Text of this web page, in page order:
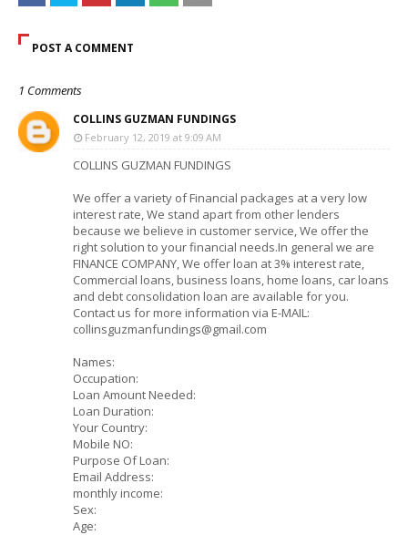
POST A COMMENT
1 Comments
COLLINS GUZMAN FUNDINGS
February 12, 2019 at 9:09 AM
COLLINS GUZMAN FUNDINGS
We offer a variety of Financial packages at a very low
interest rate, We stand apart from other lenders
because we believe in customer service, We offer the
right solution to your financial needs.In general we are
FINANCE COMPANY, We offer loan at 3% interest rate,
Commercial loans, business loans, home loans, car loans
and debt consolidation loan are available for you.
Contact us for more information via E-MAIL:
collinsguzmanfundings@gmail.com
Names:
Occupation:
Loan Amount Needed:
Loan Duration:
Your Country:
Mobile NO:
Purpose Of Loan:
Email Address:
monthly income:
Sex:
Age: